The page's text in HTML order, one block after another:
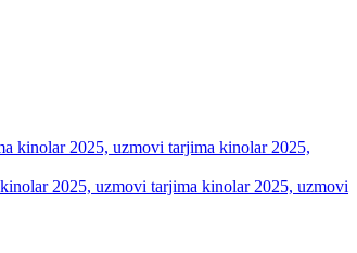
2025, uzmovi tarjima kinolar 2025, uzmovi